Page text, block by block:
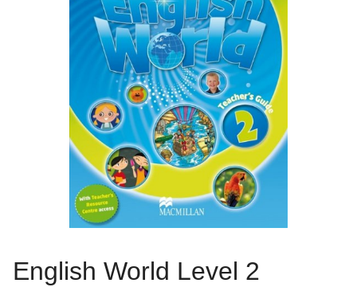
English World Level 2